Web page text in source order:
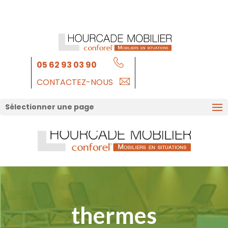
05 62 93 03 90
CONTACTEZ-NOUS
Sélectionner une page
thermes